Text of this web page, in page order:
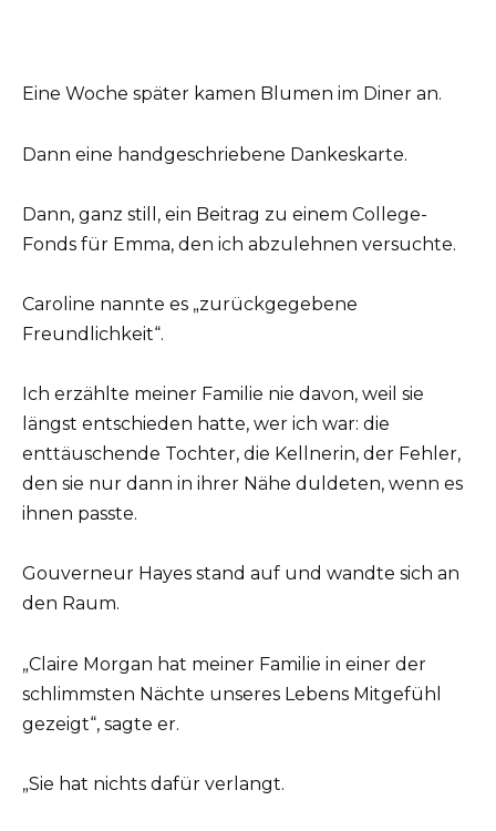
Eine Woche später kamen Blumen im Diner an.
Dann eine handgeschriebene Dankeskarte.
Dann, ganz still, ein Beitrag zu einem College-
Fonds für Emma, den ich abzulehnen versuchte.
Caroline nannte es „zurückgegebene
Freundlichkeit“.
Ich erzählte meiner Familie nie davon, weil sie
längst entschieden hatte, wer ich war: die
enttäuschende Tochter, die Kellnerin, der Fehler,
den sie nur dann in ihrer Nähe duldeten, wenn es
ihnen passte.
Gouverneur Hayes stand auf und wandte sich an
den Raum.
„Claire Morgan hat meiner Familie in einer der
schlimmsten Nächte unseres Lebens Mitgefühl
gezeigt“, sagte er.
„Sie hat nichts dafür verlangt.